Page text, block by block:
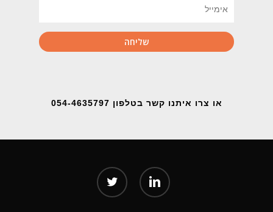
או צרו איתנו קשר בטלפון 054-4635797
twitter linkedin